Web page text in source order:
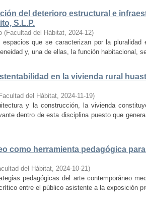
del deterioro estructural e
S.L.P.
(Facultad del Hábitat, 2024-12)
espacios que se caracterizan por la
y, una de ellas, la función habitacional,
en la vivienda rural
Facultad del Hábitat, 2024-11-19)
y la construcción, la vivienda
dentro de esta disciplina puesto que
como herramienta pedagógica
del Hábitat, 2024-10-21)
pedagógicas del arte contemporáneo
entre el público asistente a la exposición